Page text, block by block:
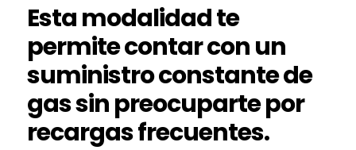
Esta modalidad te
permite contar con un
suministro constante de
gas sin preocuparte por
recargas frecuentes.